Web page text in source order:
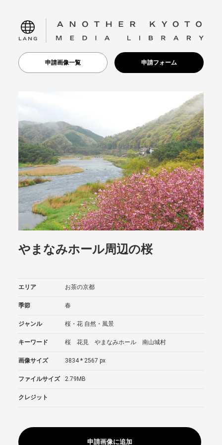
language
申請画像一覧 申請フォーム
やまなみホール周辺の桜
エリア お茶の京都
季節 春
ジャンル 桜・花 自然・風景
キーワード 桜 花見 やまなみホール 南山城村
画像サイズ 3834 * 2567 px
ファイルサイズ 2.79MB
クレジット
申請画像に追加